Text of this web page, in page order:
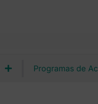
Programas de